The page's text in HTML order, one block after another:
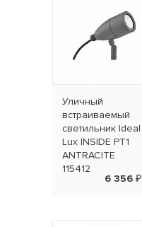
Уличный
встраиваемый
светильник Ideal
Lux INSIDE PT1
ANTRACITE
115412
6 356 ₽